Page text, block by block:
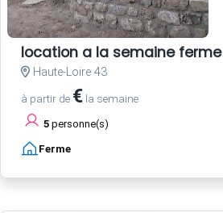
location a la semaine
Haute-Loire 43
à partir de € la semaine
5 personne(s)
Ferme